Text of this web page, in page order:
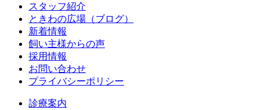
スタッフ紹介
ときわの広場（ブログ）
新着情報
飼い主様からの声
採用情報
お問い合わせ
プライバシーポリシー
診療案内